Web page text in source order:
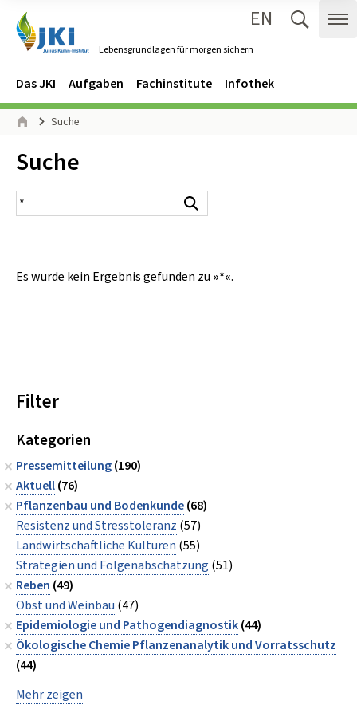
Lebensgrundlagen für morgen sichern
EN
Navigation
Hauptmenü
Das JKI Aufgaben Fachinstitute Infothek
Seitenpfad
Suche
Inhalt:
Suche
Suchergebnis
Es wurde kein Ergebnis gefunden zu »*«.
Filter
Kategorien
Pressemitteilung(190)
Aktuell(76)
Pflanzenbau und Bodenkunde(68)
Resistenz und Stresstoleranz (57)
Landwirtschaftliche Kulturen (55)
Strategien und Folgenabschätzung (51)
Reben (49)
Obst und Weinbau (47)
Epidemiologie und Pathogendiagnostik(44)
Ökologische Chemie Pflanzenanalytik und Vorratsschutz
(44)
Mehr zeigen